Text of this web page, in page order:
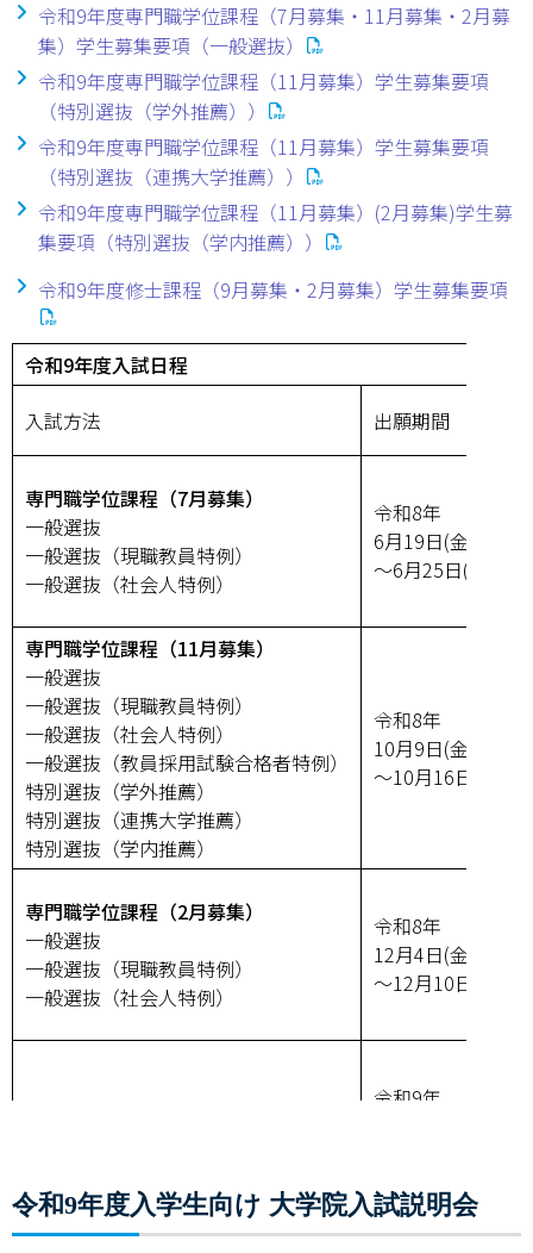
お問い合わせ窓口一覧
キャンパスマップ
サイトポリシー
サイトマップ
後援会
附属学校園
令和9年度専門職学位課程（7月募集・11月募集・2月募
集）学生募集要項（一般選抜）
令和9年度専門職学位課程（11月募集）学生募集要項
（特別選抜（学外推薦））
令和9年度専門職学位課程（11月募集）学生募集要項
（特別選抜（連携大学推薦））
令和9年度専門職学位課程（11月募集）(2月募集)学生募
集要項（特別選抜（学内推薦））
令和9年度修士課程（9月募集・2月募集）学生募集要項
専門職学位課程（7月募集）
一般選抜
一般選抜（現職教員特例）
一般選抜（社会人特例）
令和8年
6月19日(金)
～6月25日(木)
専門職学位課程（11月募集）
一般選抜
一般選抜（現職教員特例）
一般選抜（社会人特例）
一般選抜（教員採用試験合格者特例）
特別選抜（学外推薦）
特別選抜（連携大学推薦）
特別選抜（学内推薦）
令和8年
10月9日(金)
～10月16日(金)
専門職学位課程（2月募集）
一般選抜
一般選抜（現職教員特例）
一般選抜（社会人特例）
令和8年
12月4日(金)
～12月10日(木)
令和9年
令和9年度入試日程
入試方法
出願期間
令和9年度入学生向け 大学院入試説明会